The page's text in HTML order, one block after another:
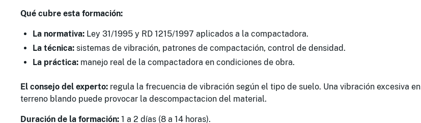
Qué cubre esta formación:
La normativa: Ley 31/1995 y RD 1215/1997 aplicados a la compactadora.
La técnica: sistemas de vibración, patrones de compactación, control de densidad.
La práctica: manejo real de la compactadora en condiciones de obra.
El consejo del experto: regula la frecuencia de vibración según el tipo de suelo. Una vibración excesiva en
terreno blando puede provocar la descompactacion del material.
Duración de la formación: 1 a 2 días (8 a 14 horas).